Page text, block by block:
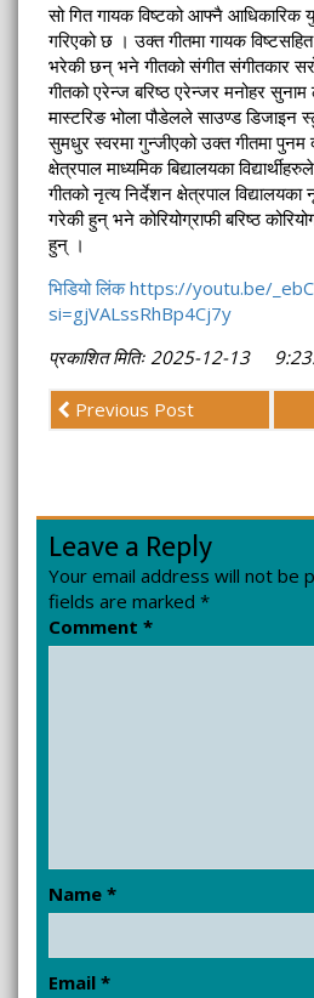
सो गित गायक विष्टको आफ्नै आधिकारिक
गरिएको छ । उक्त गीतमा गायक
भरेकी छन् भने गीतको संगीत संगीतकार
गीतको एरेन्ज बरिष्ठ एरेन्जर मनोहर
मास्टरिङ भोला पौडेलले साउण्ड डिजाइन
सुमधुर स्वरमा गुन्जीएको उक्त गीतमा पुनम
क्षेत्रपाल माध्यमिक बिद्यालयका
गीतको नृत्य निर्देशन क्षेत्रपाल
गरेकी हुन् भने कोरियोग्राफी बरिष्ठ
हुन् ।
भिडियो लिंक https://youtu.be/
si=gjVALssRhBp4Cj7y
प्रकाशित मितिः 2025-12-13
Previous Post
Leave a Reply
Your email address will not be
fields are marked *
Comment *
Name *
Email *